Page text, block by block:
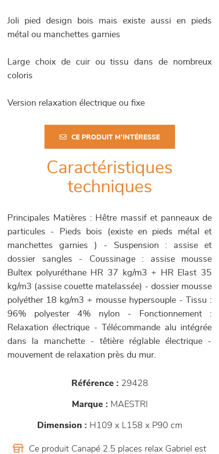
Joli pied design bois mais existe aussi en pieds
métal ou manchettes garnies
Large choix de cuir ou tissu dans de nombreux
coloris
Version relaxation électrique ou fixe
CE PRODUIT M'INTÉRESSE
Caractéristiques
techniques
Principales Matières : Hêtre massif et panneaux de
particules - Pieds bois (existe en pieds métal et
manchettes garnies ) - Suspension : assise et
dossier sangles - Coussinage : assise mousse
Bultex polyuréthane HR 37 kg/m3 + HR Elast 35
kg/m3 (assise couette matelassée) - dossier mousse
polyéther 18 kg/m3 + mousse hypersouple - Tissu :
96% polyester 4% nylon - Fonctionnement :
Relaxation électrique - Télécommande alu intégrée
dans la manchette - têtière réglable électrique -
mouvement de relaxation près du mur.
Référence : 29428
Marque : MAESTRI
Dimension : H109 x L158 x P90 cm
Ce produit Canapé 2.5 places relax Gabriel est